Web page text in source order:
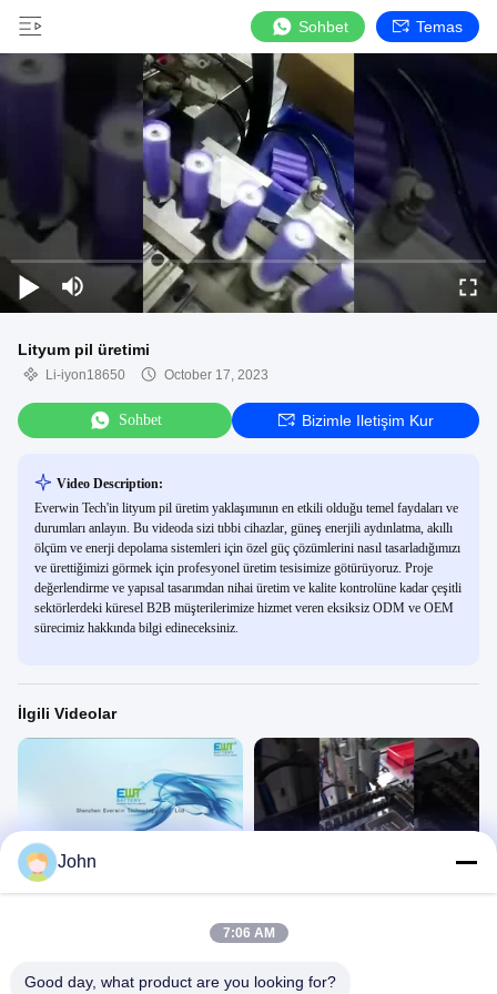
Sohbet Temas
Lityum pil üretimi
Li-iyon18650 October 17, 2023
Sohbet Bizimle Iletişim Kur
Video Description:
Everwin Tech'in lityum pil üretim yaklaşımının en etkili olduğu temel faydaları ve
durumları anlayın. Bu videoda sizi tıbbi cihazlar, güneş enerjili aydınlatma, akıllı
ölçüm ve enerji depolama sistemleri için özel güç çözümlerini nasıl tasarladığımızı
ve ürettiğimizi görmek için profesyonel üretim tesisimize götürüyoruz. Proje
değerlendirme ve yapısal tasarımdan nihai üretim ve kalite kontrolüne kadar çeşitli
sektörlerdeki küresel B2B müşterilerimize hizmet veren eksiksiz ODM ve OEM
sürecimiz hakkında bilgi edineceksiniz.
İlgili Videolar
Lityum 18650 pil
October 17, 2023
John
7:06 AM
Good day, what product are you looking for?